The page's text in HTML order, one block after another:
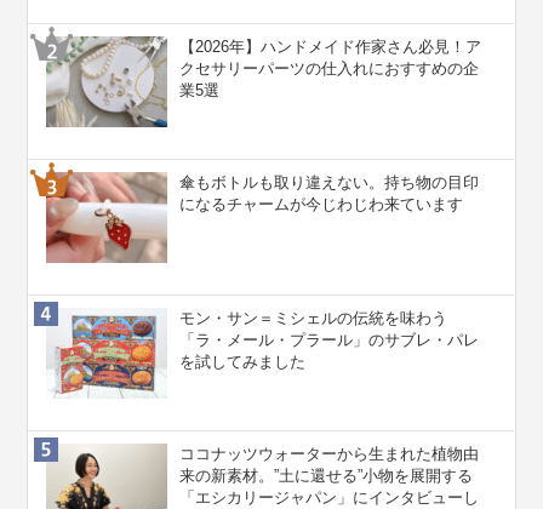
【2026年】ハンドメイド作家さん必見！ア
クセサリーパーツの仕入れにおすすめの企
業5選
傘もボトルも取り違えない。持ち物の目印
になるチャームが今じわじわ来ています
モン・サン＝ミシェルの伝統を味わう
「ラ・メール・プラール」のサブレ・パレ
を試してみました
ココナッツウォーターから生まれた植物由
来の新素材。”⼟に還せる”小物を展開する
「エシカリージャパン」にインタビューし